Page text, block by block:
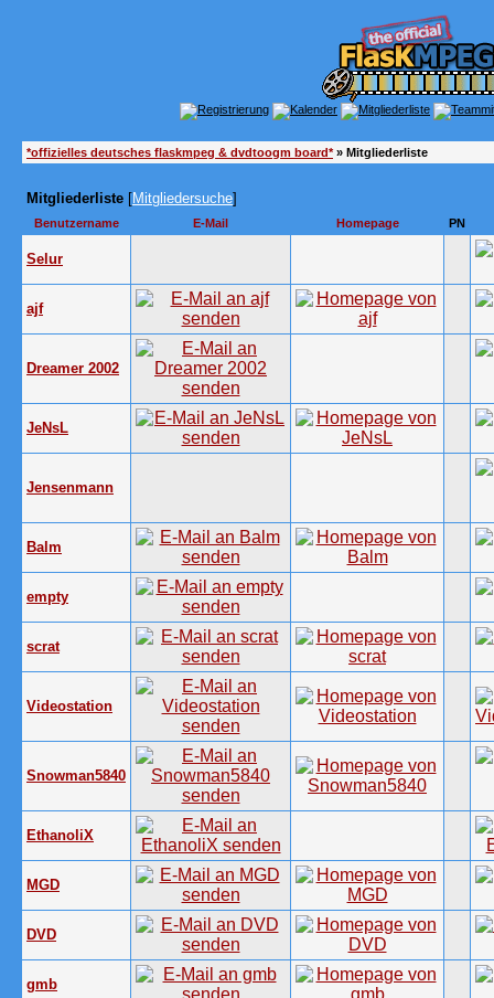
*offizielles deutsches flaskmpeg & dvdtoogm board*» Mitgliederliste
Mitgliederliste [Mitgliedersuche]
Benutzername E-Mail Homepage PN
Selur
ajf
Dreamer 2002
JeNsL
Jensenmann
Balm
empty
scrat
Videostation
Snowman5840
EthanoliX
MGD
DVD
gmb